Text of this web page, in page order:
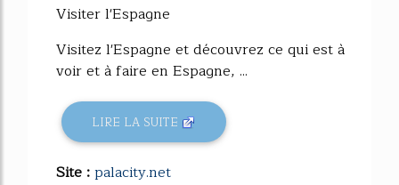
Visiter l'Espagne
Visitez l'Espagne et découvrez ce qui est à
voir et à faire en Espagne, ...
LIRE LA SUITE
Site :palacity.net